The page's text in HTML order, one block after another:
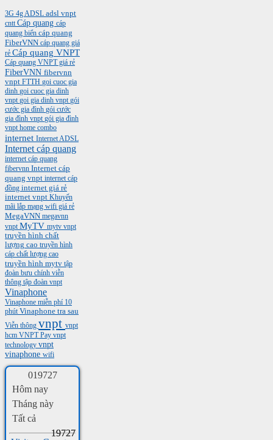
3G 4gADSL adsl vnpt
cnttCáp quang cáp
quang biển cáp quang
FiberVNN cáp quang giá
rẻ Cáp quang VNPT
Cáp quang VNPT giá rẻ
FiberVNN fibervnn
vnpt FTTH goi cuoc gia
dinh goi cuoc gia dinh
vnptgoi gia dinh vnptgói
cước gia đình gói cước
gia đình vnptgói gia đình
vnpthome combo
internet Internet ADSL
Internet cáp quang
internet cáp quang
fibervnn Internet cáp
quang vnpt internet cáp
đồng internet giá rẻ
internet vnpt Khuyến
mãi lắp mạng wifi giá rẻ
MegaVNN megavnn
vnptMyTV mytv vnpt
truyền hình chất
lượng cao truyền hình
cáp chất lượng cao
truyền hình mytv tập
đoàn bưu chính viễn
thông tập đoàn vnpt
Vinaphone
Vinaphone miễn phí 10
phútVinaphone tra sau
Viễn thông vnpt vnpt
hcm VNPT Pay vnpt
technology vnpt
vinaphone wifi
019727
Hôm nay
Tháng này
Tất cả
19727
19727
19727